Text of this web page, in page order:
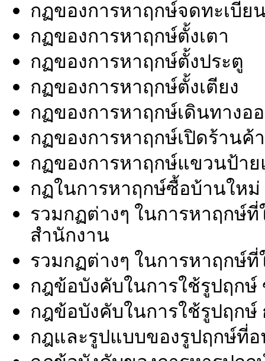
กฏของการหาฤกษ์จดทะเบีย
กฏของการหาฤกษ์ตั้งเตา
กฏของการหาฤกษ์ตั้งประตู
กฏของการหาฤกษ์ตั้งเตียง
กฏของการหาฤกษ์เดินทางอ
กฏของการหาฤกษ์เปิดร้านค้
กฏของการหาฤกษ์แขวนป้าย
กฏในการหาฤกษ์ซื้อบ้านให
รวมกฏต่างๆ ในการหาฤกษ์
สำนักงาน
รวมกฏต่างๆ ในการหาฤกษ์
กฎข้อบังคับในการใช้รูปฤก
กฎข้อบังคับในการใช้รูปฤกษ์
กฎและรูปแบบของรูปฤกษ์ที่